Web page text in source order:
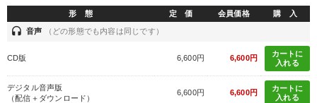
形 態 定 価 会員価格 購 入
headset 音声 （どの形態でも内容は同じです）
CD版 6,600円 6,600円
カートに
入れる
デジタル音声版
（配信＋ダウンロード）
6,600円 6,600円
カートに
入れる